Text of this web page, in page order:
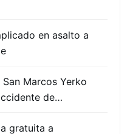
en asalto a
Marcos Yerko
de…
gratuita a